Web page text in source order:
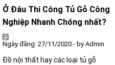
Ở Đâu Thi Công Tủ Gỗ Công
Nghiệp Nhanh Chóng nhất?
Ngày đăng: 27/11/2020 - by Admin
Đồ nội thất hay các loại tủ gỗ